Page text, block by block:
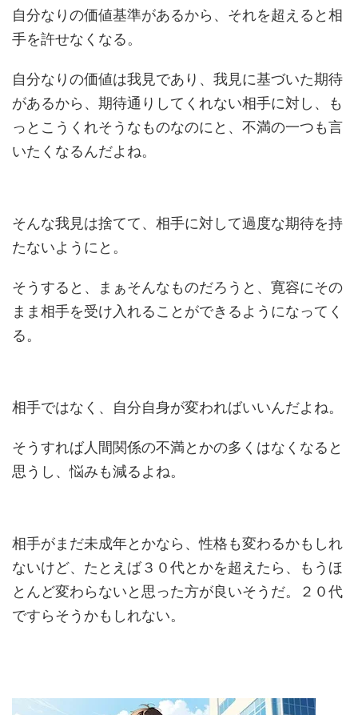
自分なりの価値基準があるから、それを超えると相
手を許せなくなる。
自分なりの価値は我見であり、我見に基づいた期待
があるから、期待通りしてくれない相手に対し、も
っとこうくれそうなものなのにと、不満の一つも言
いたくなるんだよね。
そんな我見は捨てて、相手に対して過度な期待を持
たないようにと。
そうすると、まぁそんなものだろうと、寛容にその
まま相手を受け入れることができるようになってく
る。
相手ではなく、自分自身が変わればいいんだよね。
そうすれば人間関係の不満とかの多くはなくなると
思うし、悩みも減るよね。
相手がまだ未成年とかなら、性格も変わるかもしれ
ないけど、たとえば３０代とかを超えたら、もうほ
とんど変わらないと思った方が良いそうだ。２０代
ですらそうかもしれない。